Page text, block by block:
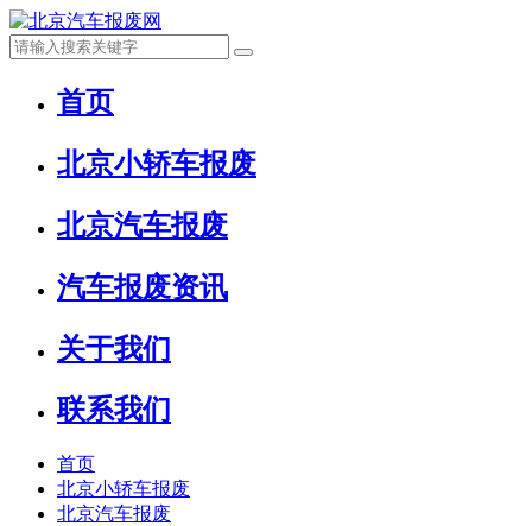
首页
北京小轿车报废
北京汽车报废
汽车报废资讯
关于我们
联系我们
首页
北京小轿车报废
北京汽车报废